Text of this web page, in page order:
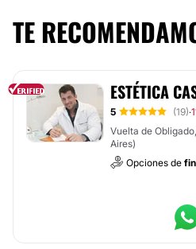
TE
ESTÉTICA
5 (19)·
Vuelta de
Aires)
Opciones de